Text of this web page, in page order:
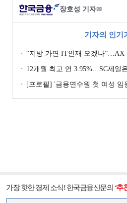
장호성 기자✉
기자의 인기
“지방 가면 IT인재 오겠나”…AX 바쁜 농협은행, 본사 이전
12개월 최고 연 3.95%…SC제일은행 'e-그린세이브
[프로필] '금융연수원 첫 여성 임원' 김헌진 신임 부
가장 핫한 경제 소식! 한국금융신문의 ‘추